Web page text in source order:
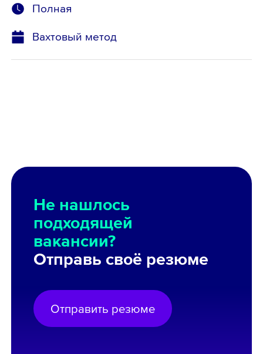
Полная
Вахтовый метод
Не нашлось
подходящей
вакансии?
Отправь своё резюме
Отправить резюме